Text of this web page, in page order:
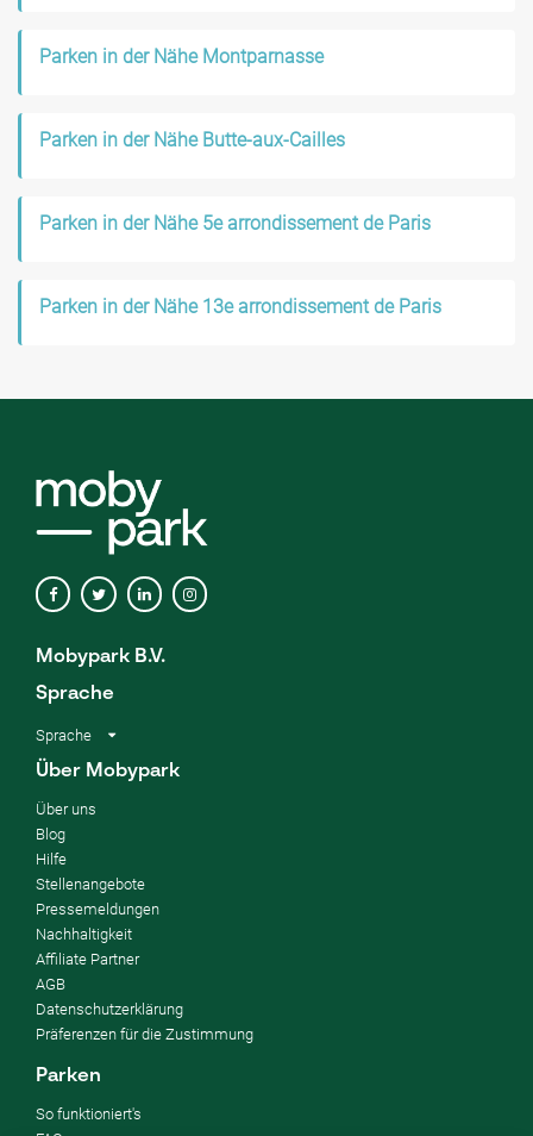
Parken in der Nähe Montparnasse
Parken in der Nähe Butte-aux-Cailles
Parken in der Nähe 5e arrondissement de Paris
Parken in der Nähe 13e arrondissement de Paris
Mobypark B.V.
Sprache
Sprache
Über Mobypark
Über uns
Blog
Hilfe
Stellenangebote
Pressemeldungen
Nachhaltigkeit
Affiliate Partner
AGB
Datenschutzerklärung
Präferenzen für die Zustimmung
Parken
So funktioniert's